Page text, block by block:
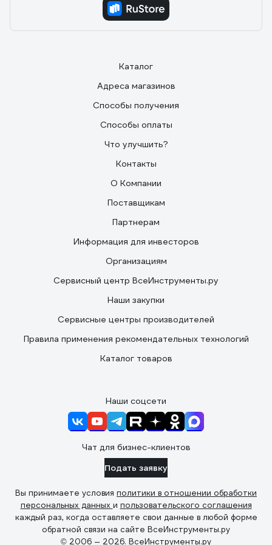
Каталог
Адреса магазинов
Способы получения
Способы оплаты
Что улучшить?
Контакты
О Компании
Поставщикам
Партнерам
Информация для инвесторов
Организациям
Сервисный центр ВсеИнструменты.ру
Наши закупки
Сервисные центры производителей
Правила применения рекомендательных технологий
Каталог товаров
Наши соцсети
Чат для бизнес-клиентов
Подать заявку
Вы принимаете условия политики в отношении обработки
персональных данных и пользовательского соглашения
каждый раз, когда оставляете свои данные в любой форме
обратной связи на сайте ВсеИнструменты.ру
© 2006 — 2026. ВсеИнструменты.ру